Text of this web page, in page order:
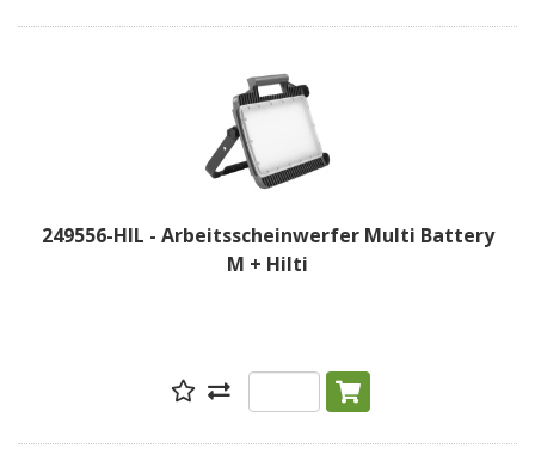
249556-HIL - Arbeitsscheinwerfer Multi Battery
M + Hilti